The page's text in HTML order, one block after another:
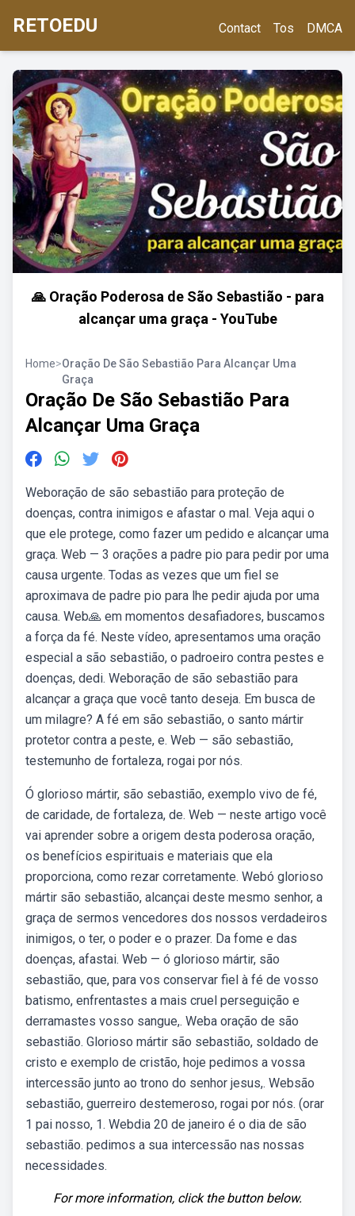
RETOEDU Contact Tos DMCA
🙏 Oração Poderosa de São Sebastião - para
alcançar uma graça - YouTube
Home>Oração De São Sebastião Para Alcançar Uma
Graça
Oração De São Sebastião Para
Alcançar Uma Graça
Weboração de são sebastião para proteção de
doenças, contra inimigos e afastar o mal. Veja aqui o
que ele protege, como fazer um pedido e alcançar uma
graça. Web — 3 orações a padre pio para pedir por uma
causa urgente. Todas as vezes que um fiel se
aproximava de padre pio para lhe pedir ajuda por uma
causa. Web🙏 em momentos desafiadores, buscamos
a força da fé. Neste vídeo, apresentamos uma oração
especial a são sebastião, o padroeiro contra pestes e
doenças, dedi. Weboração de são sebastião para
alcançar a graça que você tanto deseja. Em busca de
um milagre? A fé em são sebastião, o santo mártir
protetor contra a peste, e. Web — são sebastião,
testemunho de fortaleza, rogai por nós.
Ó glorioso mártir, são sebastião, exemplo vivo de fé,
de caridade, de fortaleza, de. Web — neste artigo você
vai aprender sobre a origem desta poderosa oração,
os benefícios espirituais e materiais que ela
proporciona, como rezar corretamente. Webó glorioso
mártir são sebastião, alcançai deste mesmo senhor, a
graça de sermos vencedores dos nossos verdadeiros
inimigos, o ter, o poder e o prazer. Da fome e das
doenças, afastai. Web — ó glorioso mártir, são
sebastião, que, para vos conservar fiel à fé de vosso
batismo, enfrentastes a mais cruel perseguição e
derramastes vosso sangue,. Weba oração de são
sebastião. Glorioso mártir são sebastião, soldado de
cristo e exemplo de cristão, hoje pedimos a vossa
intercessão junto ao trono do senhor jesus,. Websão
sebastião, guerreiro destemeroso, rogai por nós. (orar
1 pai nosso, 1. Webdia 20 de janeiro é o dia de são
sebastião. pedimos a sua intercessão nas nossas
necessidades.
For more information, click the button below.